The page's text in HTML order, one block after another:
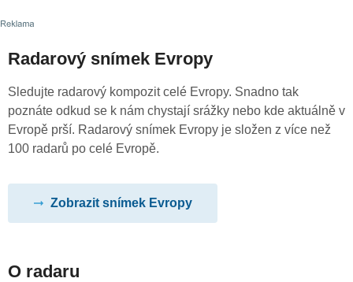
Radarový snímek Evropy
Sledujte radarový kompozit celé Evropy. Snadno tak
poznáte odkud se k nám chystají srážky nebo kde aktuálně v
Evropě prší. Radarový snímek Evropy je složen z více než
100 radarů po celé Evropě.
Zobrazit snímek Evropy
O radaru